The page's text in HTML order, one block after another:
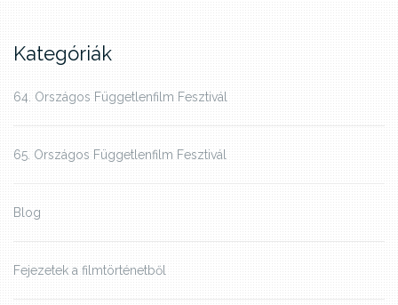
Kategóriák
64. Országos Függetlenfilm Fesztivál
65. Országos Függetlenfilm Fesztivál
Blog
Fejezetek a filmtörténetből